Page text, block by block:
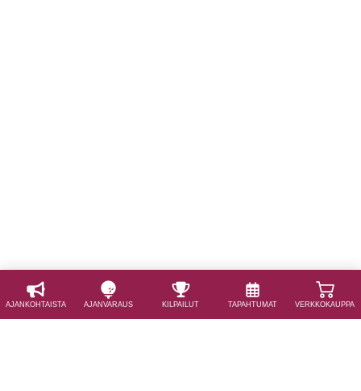
AJAN­KOHTAISTA AJAN­VARAUS KILPAILUT TAPAHTUMAT VERKKOKAUPPA